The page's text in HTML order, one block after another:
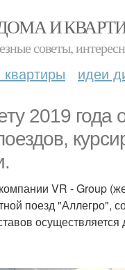
И
советы,
идеи
2019 года
VR - Group
поезд "Аллегро",